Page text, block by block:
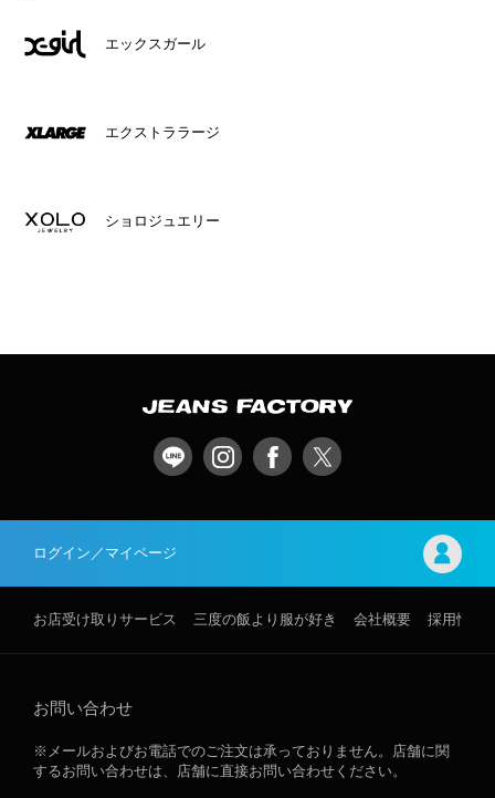
エックスガール
エクストララージ
ショロジュエリー
ログイン／マイページ
お店受け取りサービス 三度の飯より服が好き 会社概要 採用情報
お問い合わせ
※メールおよびお電話でのご注文は承っておりません。店舗に関
するお問い合わせは、店舗に直接お問い合わせください。